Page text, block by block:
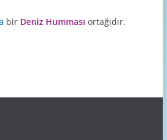
bir Deniz Humması ortağıdır.